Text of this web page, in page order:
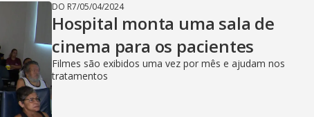
DO R7/05/04/2024
Hospital monta uma sala de
cinema para os pacientes
Filmes são exibidos uma vez por mês e ajudam nos
tratamentos